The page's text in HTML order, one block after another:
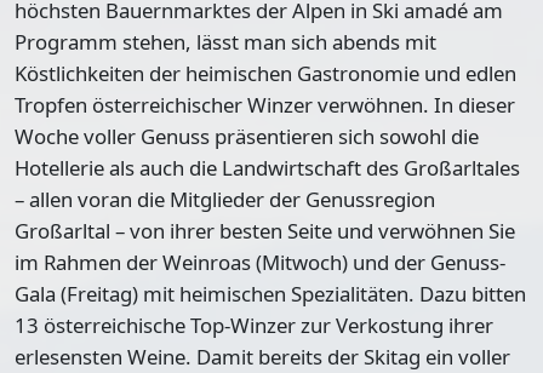
höchsten Bauernmarktes der Alpen in Ski amadé am
Programm stehen, lässt man sich abends mit
Köstlichkeiten der heimischen Gastronomie und edlen
Tropfen österreichischer Winzer verwöhnen. In dieser
Woche voller Genuss präsentieren sich sowohl die
Hotellerie als auch die Landwirtschaft des Großarltales
– allen voran die Mitglieder der Genussregion
Großarltal – von ihrer besten Seite und verwöhnen Sie
im Rahmen der Weinroas (Mitwoch) und der Genuss-
Gala (Freitag) mit heimischen Spezialitäten. Dazu bitten
13 österreichische Top-Winzer zur Verkostung ihrer
erlesensten Weine. Damit bereits der Skitag ein voller